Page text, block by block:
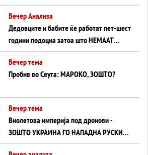
Германија до Црното Море...
Вечер Анализа
Дедовците и бабите ќе работат пет-шест
години подоцна затоа што НЕМААТ
ВНУЦИ ДА ГИ ЗАМЕНАТ
Вечер тема
Пробив во Сеута: МАРОКО, ЗОШТО?
Вечер тема
Виолетова империја под дронови -
ЗОШТО УКРАИНА ГО НАПАДНА РУСКИОТ
WILDBERRIES